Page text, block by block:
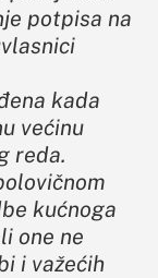
potpisa na
kada
većinu
reda.
kućnoga
one ne
i važećih